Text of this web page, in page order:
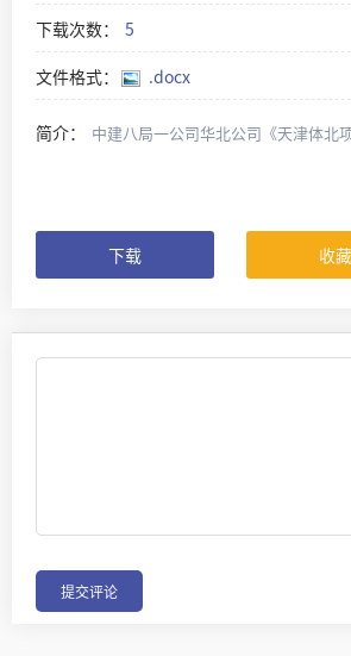
下载次数：
5
文件格式：
.docx
简介： 中建八局一公司华北公司《天津体北
下载 收藏